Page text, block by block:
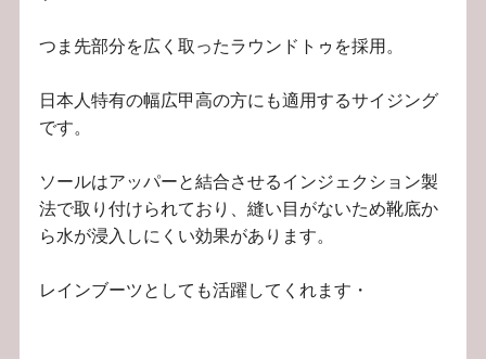
つま先部分を広く取ったラウンドトゥを採用。
日本人特有の幅広甲高の方にも適用するサイジング
です。
ソールはアッパーと結合させるインジェクション製
法で取り付けられており、縫い目がないため靴底か
ら水が浸入しにくい効果があります。
レインブーツとしても活躍してくれます・